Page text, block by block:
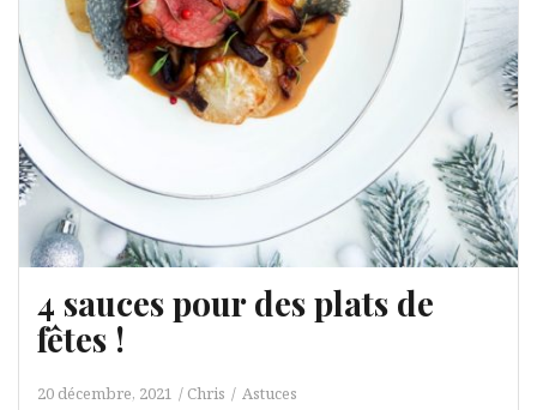
4 sauces pour des plats de
fêtes !
20 décembre, 2021 Chris Astuces